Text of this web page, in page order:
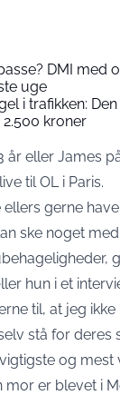
DMI med
uge
i trafikken: Den
kroner
år eller James
til OL i Paris.
ellers gerne
ske noget
hun i et
til, at jeg
stå for deres
og mest
mor er blevet i